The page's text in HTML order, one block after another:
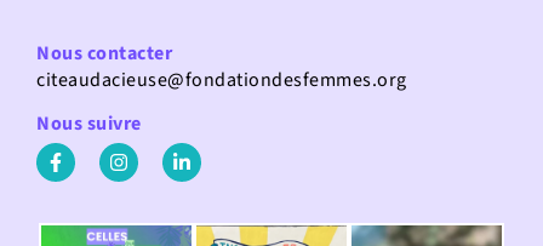
Nous contacter
citeaudacieuse@fondationdesfemmes.org
Nous suivre